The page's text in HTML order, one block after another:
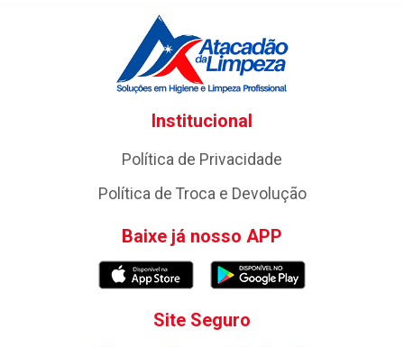
Institucional
Política de Privacidade
Política de Troca e Devolução
Baixe já nosso APP
Site Seguro